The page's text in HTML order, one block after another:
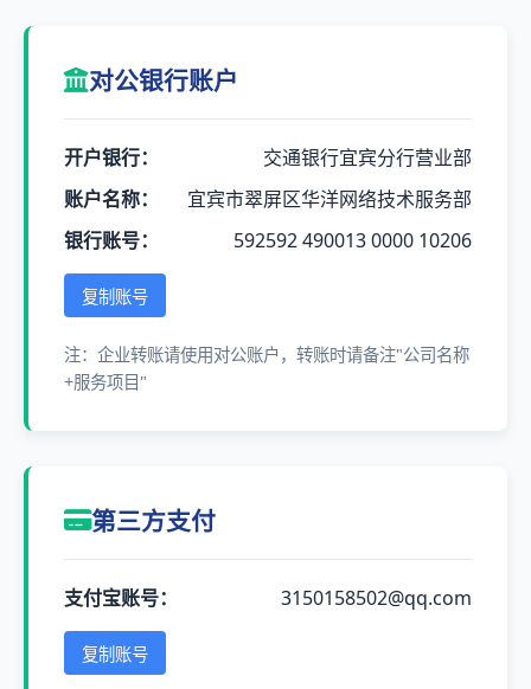
对公银行账户
开户银行：
交通银行宜宾分行营业部
账户名称：
宜宾市翠屏区华洋网络技术服务部
银行账号：
592592 490013 0000 10206
复制账号
注：企业转账请使用对公账户，转账时请备注"公司名称
+服务项目"
第三方支付
支付宝账号： 3150158502@qq.com
复制账号